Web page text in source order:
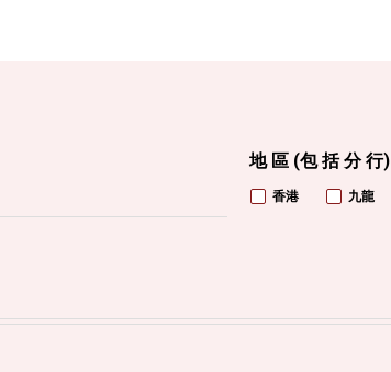
地 區 (包 括 分 行)
香港 九龍